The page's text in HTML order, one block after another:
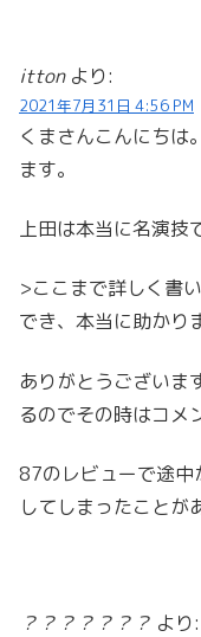
itton より:
2021年7月31日 4:56 PM
くまさんこんにちは
ます。
上田は本当に名演技
>ここまで詳しく書
でき、本当に助かり
ありがとうございま
るのでその時はコメ
87のレビューで途中
してしまったことが
？？？？？？？ より: